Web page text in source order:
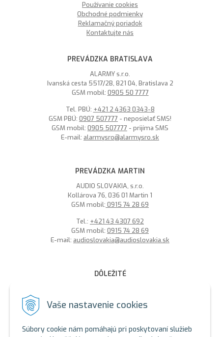
Vaše nastavenie cookies
Súbory cookie nám pomáhajú pri poskytovaní služieb
Používanie cookies
Obchodné podmienky
Reklamačný poriadok
Kontaktujte nás
PREVÁDZKA BRATISLAVA
ALARMY s.r.o.
Ivanská cesta 5517/2B, 821 04, Bratislava 2
GSM mobil: 0905 50 7777
Tel. PBÚ: +421 2 4363 0343-8
GSM PBÚ: 0907 507777 - neposielať SMS!
GSM mobil: 0905 507777 - prijíma SMS
E-mail: alarmysro@alarmysro.sk
PREVÁDZKA MARTIN
AUDIO SLOVAKIA, s.r.o.
Kollárova 76, 036 01 Martin 1
GSM mobil: 0915 74 28 69
Tel.: +421 43 4307 692
GSM mobil: 0915 74 28 69
E-mail: audioslovakia@audioslovakia.sk
DÔLEŽITÉ
Sme členmi spoločenstva SEWA, zabezpečujeme likvidáciu
sú zahrnuté v cene produktov.